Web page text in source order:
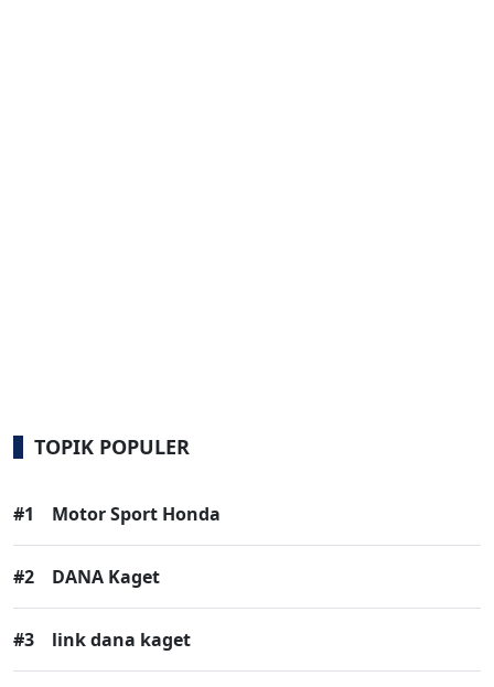
TOPIK POPULER
#1 Motor Sport Honda
#2 DANA Kaget
#3 link dana kaget